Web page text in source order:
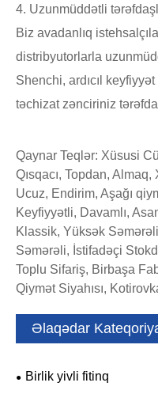
4. Uzunmüddətli
Biz avadanlıq
distribyutorlarla
Shenchi, ardıcıl
təchizat zənciriniz
Qaynar Teqlər: Xüsusi
Qısqacı, Topdan,
Ucuz, Endirim, Aşağı
Keyfiyyətli, Davamlı,
Klassik, Yüksək
Səmərəli, İstifadəçi
Toplu Sifariş, Birbaşa
Qiymət Siyahısı,
Əlaqədar
Birlik yivli fitinq